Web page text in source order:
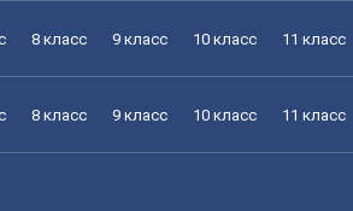
8 класс 9 класс 10 класс 11 класс
8 класс 9 класс 10 класс 11 класс